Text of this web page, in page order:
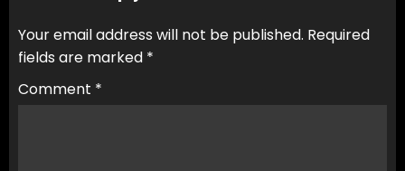
Your email address will not be published. Required
fields are marked *
Comment *